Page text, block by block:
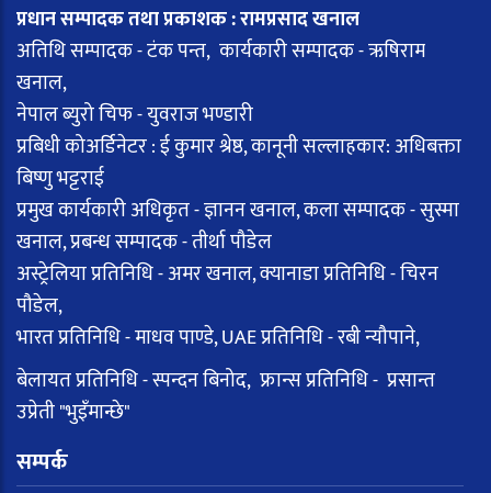
प्रधान सम्पादक तथा प्रकाशक : रामप्रसाद खनाल
अतिथि सम्पादक - टंक पन्त, कार्यकारी सम्पादक - ऋषिराम
खनाल,
नेपाल ब्युरो चिफ - युवराज भण्डारी
प्रबिधी कोअर्डिनेटर : ई कुमार श्रेष्ठ, कानूनी सल्लाहकार: अधिबक्ता
बिष्णु भट्टराई
प्रमुख कार्यकारी अधिकृत - ज्ञानन खनाल, कला सम्पादक - सुस्मा
खनाल, प्रबन्ध सम्पादक - तीर्था पौडेल
अस्ट्रेलिया प्रतिनिधि - अमर खनाल, क्यानाडा प्रतिनिधि - चिरन
पौडेल,
भारत प्रतिनिधि - माधव पाण्डे, UAE प्रतिनिधि - रबी न्यौपाने,
बेलायत प्रतिनिधि - स्पन्दन बिनोद, फ्रान्स प्रतिनिधि - प्रसान्त
उप्रेती "भुइँमान्छे"
सम्पर्क